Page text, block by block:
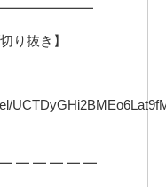
り抜き】
━ ━ ━ ━ ━